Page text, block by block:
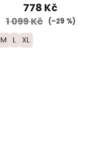
778 Kč
1 099 Kč (–29 %)
M L XL